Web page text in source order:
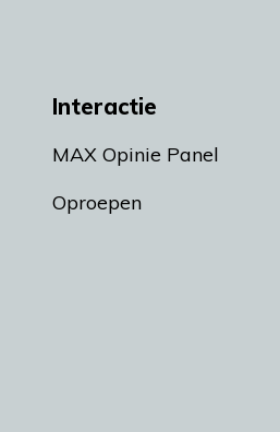
Interactie
MAX Opinie Panel
Oproepen